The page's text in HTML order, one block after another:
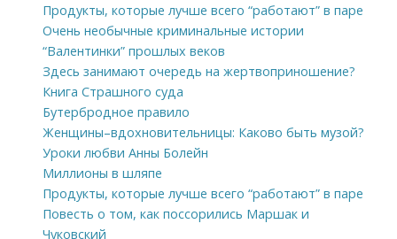
Продукты, которые лучше всего “работают” в паре
Очень необычные криминальные истории
“Валентинки” прошлых веков
Здесь занимают очередь на жертвоприношение?
Книга Страшного суда
Бутербродное правило
Женщины–вдохновительницы: Каково быть музой?
Уроки любви Анны Болейн
Миллионы в шляпе
Продукты, которые лучше всего “работают” в паре
Повесть о том, как поссорились Маршак и
Чуковский